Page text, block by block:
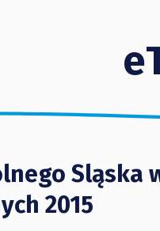
Sląska
2015